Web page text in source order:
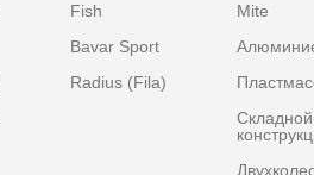
Fish
Bavar Sport
Radius (Fila)
Mite
Складной